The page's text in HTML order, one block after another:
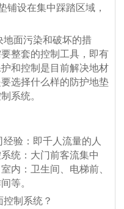
铺设在集中踩踏区域，
面污染和破坏的措
整套的控制工具，即有
和控制是目前解决地材
选择什么样的防护地垫
系统。
验：即千人流量的人
统：大门前客流集中
内：卫生间、电梯前、
等。
制系统？